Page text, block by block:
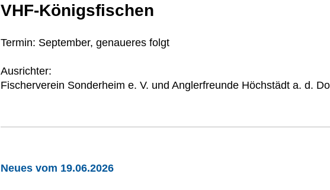
VHF-Königsfischen
Termin: September, genaueres folgt
Ausrichter:
Fischerverein Sonderheim e. V. und Anglerfreunde Höchstädt a. d.
Neues vom 19.06.2026